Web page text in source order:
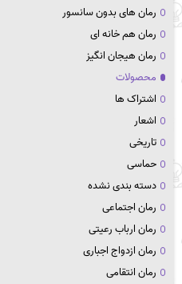
رمان های بدون سانسور
رمان هم خانه ای
رمان هیجان انگیز
محصولات
اشتراک ها
اشعار
تاریخی
حماسی
دسته بندی نشده
رمان اجتماعی
رمان ارباب رعیتی
رمان ازدواج اجباری
رمان انتقامی